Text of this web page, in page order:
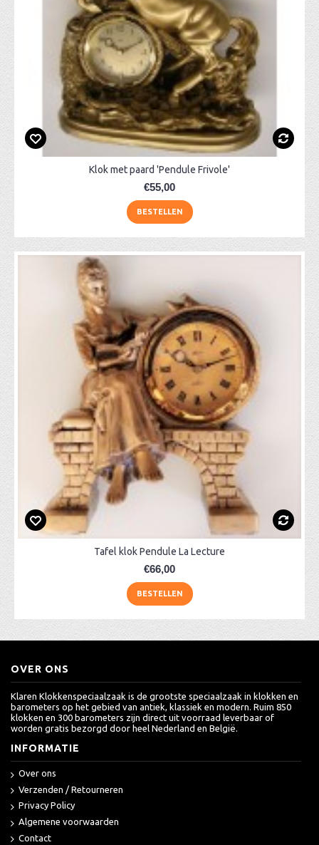
Klok met paard 'Pendule Frivole'
€55,00
BESTELLEN
Tafel klok Pendule La Lecture
€66,00
BESTELLEN
OVER ONS
Klaren Klokkenspeciaalzaak is de grootste speciaalzaak in klokken en
barometers op het gebied van antiek, klassiek en modern. Ruim 850
klokken en 300 barometers zijn direct uit voorraad leverbaar of
worden gratis bezorgd door heel Nederland en België.
INFORMATIE
Over ons
Verzenden / Retourneren
Privacy Policy
Algemene voorwaarden
Contact